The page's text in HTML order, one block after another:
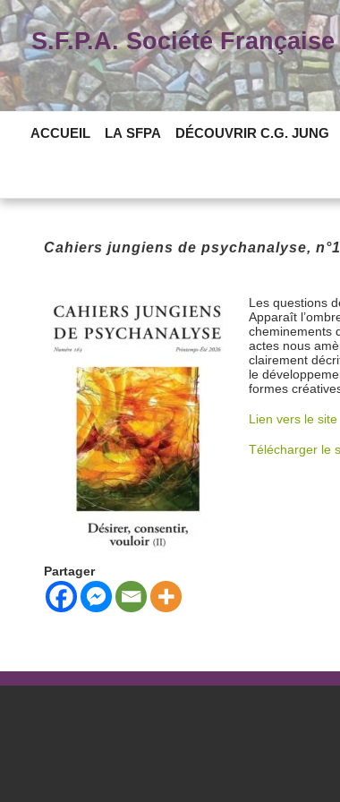
Skip
to
contentS.F.P.A. Société
ACCUEIL LA SFPA DÉCOUVRIR C.G. JUNG
Cahiers jungiens de psychanalyse,
Les questions
Apparaît
cheminements
actes nous
clairement
le
formes
Lien vers le site
Télécharger le
Partager